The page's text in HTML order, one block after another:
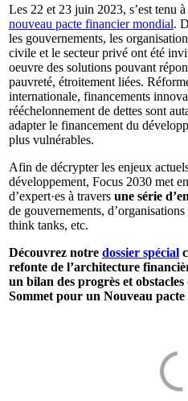
Les 22 et 23 juin 2023, s’est tenu
nouveau pacte financier mondial.
les gouvernements, les
civile et le secteur privé ont été
oeuvre des solutions pouvant
pauvreté, étroitement liées.
internationale, financements
rééchelonnement de dettes sont
adapter le financement du
plus vulnérables.
Afin de décrypter les enjeux
développement, Focus 2030 met
d’expert·es à travers une série
de gouvernements,
think tanks, etc.
Découvrez notre dossier spécial
refonte de l’architecture
un bilan des progrès et
Sommet pour un Nouveau